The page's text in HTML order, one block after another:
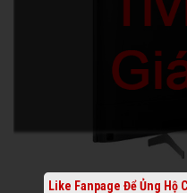
Like Fanpage Để Ủng Hộ